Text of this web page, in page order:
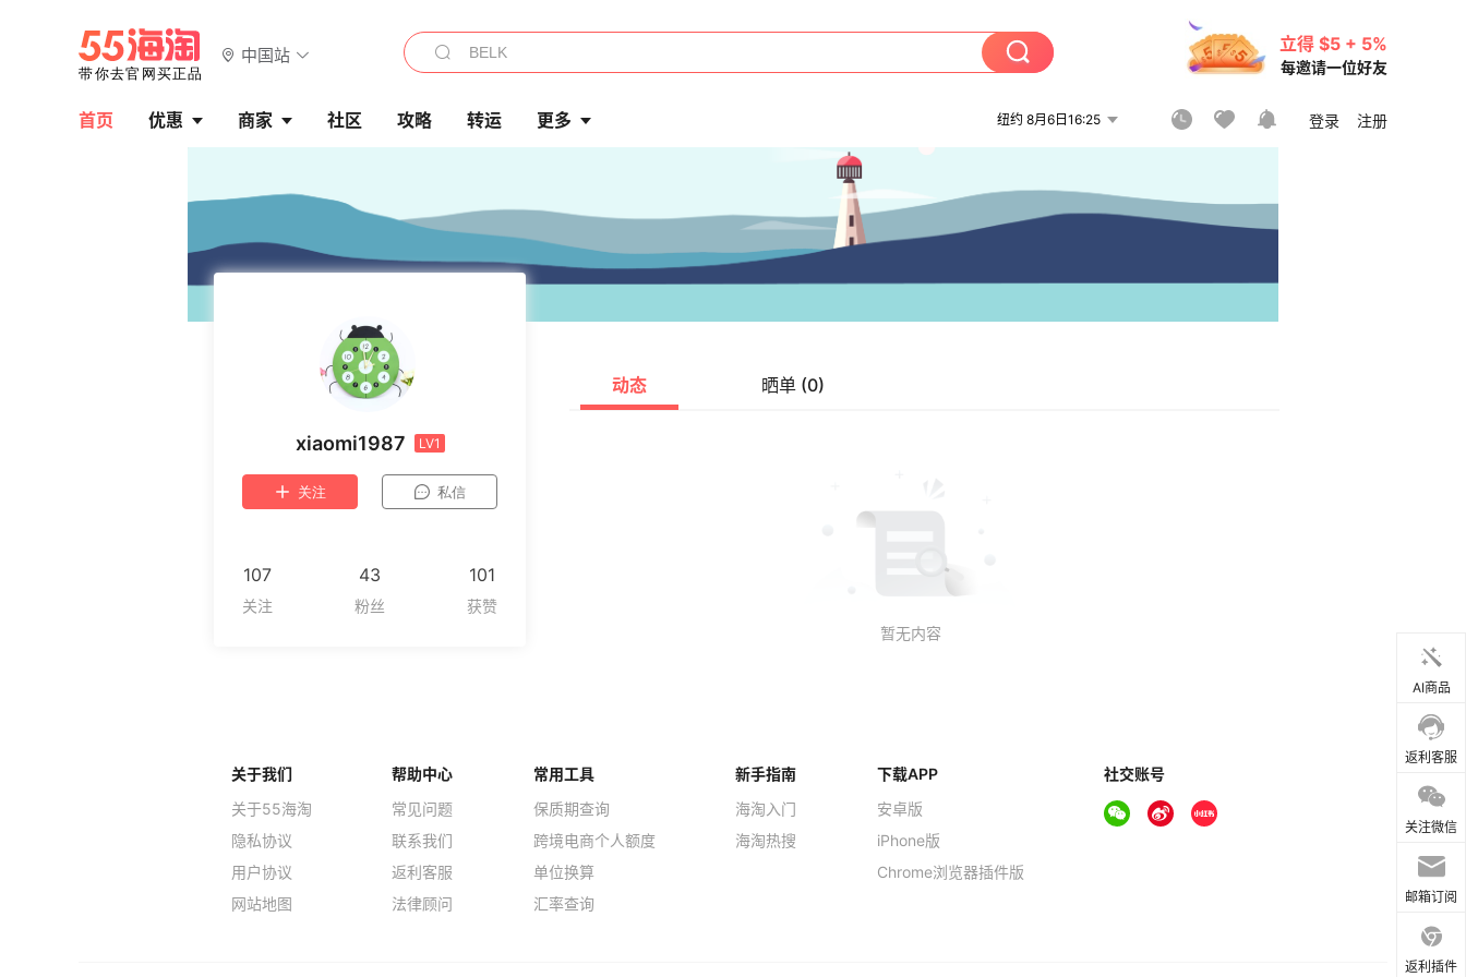
中国站
立得 $5 + 5%
每邀请一位好友
首页 优惠 商家 社区 攻略 转运 更多 纽约 8月6日16:25 登录 注册
xiaomi1987 LV1
关注 私信
107 43 101
动态 晒单 (0)
AI商品
返利客服
关注微信
邮箱订阅
返利插件
关于我们
关于55海淘
隐私协议
用户协议
网站地图
帮助中心
常见问题
联系我们
返利客服
法律顾问
常用工具
保质期查询
跨境电商个人额度
单位换算
汇率查询
新手指南
海淘入门
海淘热搜
下载APP
安卓版
iPhone版
Chrome浏览器插件版
社交账号